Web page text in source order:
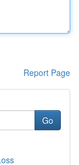
Report Page
Go